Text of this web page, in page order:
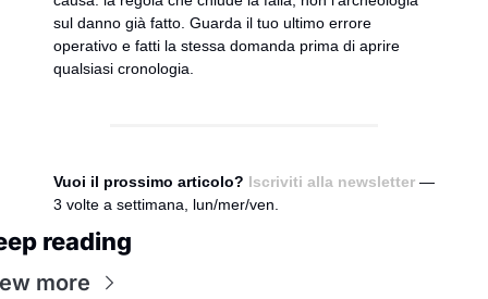
sul danno già fatto. Guarda il tuo ultimo errore
operativo e fatti la stessa domanda prima di aprire
qualsiasi cronologia.
Vuoi il prossimo articolo? Iscriviti alla newsletter —
3 volte a settimana, lun/mer/ven.
reading
more